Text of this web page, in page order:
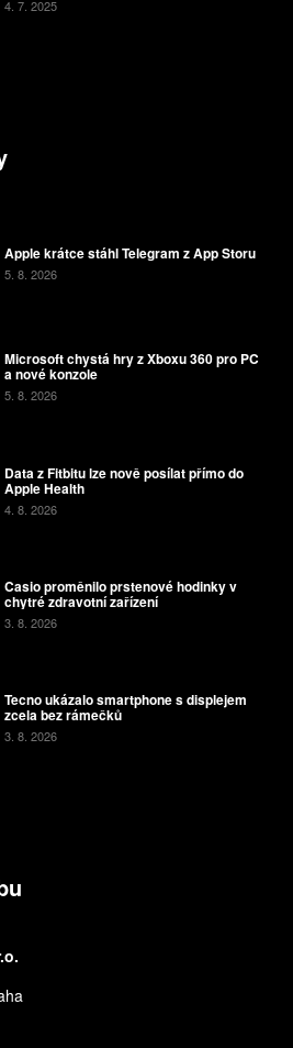
4. 7. 2025
Apple krátce stáhl Telegram z App Storu
5. 8. 2026
Microsoft chystá hry z Xboxu 360 pro PC
a nové konzole
5. 8. 2026
Data z Fitbitu lze nově posílat přímo do
Apple Health
4. 8. 2026
Casio proměnilo prstenové hodinky v
chytré zdravotní zařízení
3. 8. 2026
Tecno ukázalo smartphone s displejem
zcela bez rámečků
3. 8. 2026